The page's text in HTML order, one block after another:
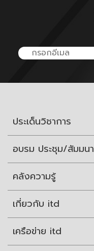
ประเด็นวิชาการ
อบรม ประชุม/สัมมนา
คลังความรู้
เกี่ยวกับ itd
เครือข่าย itd